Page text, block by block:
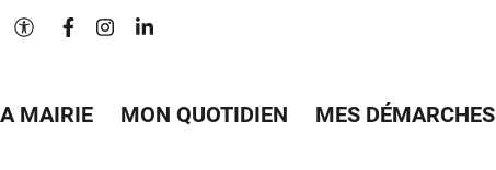
Paramètres d'accessibilité
Lien vers le compte Facebook
Lien vers le compte Instagram
Lien vers le compte Linkedin
MAIRIE MON QUOTIDIEN MES DÉMARCHES